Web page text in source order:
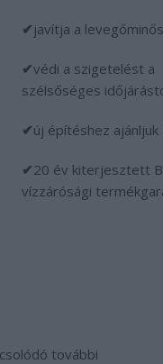
✔ javítja a
✔védi a szigetelést a
szélsőséges
✔új építéshez ajánljuk
✔20 év kiterjesztett
vízzárósági
további